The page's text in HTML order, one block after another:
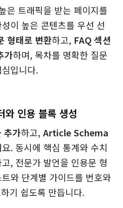
트래픽을 받는 페이지를
이 높은 콘텐츠를 우선 선
형태로 변환하고, FAQ 섹션
가하며, 목차를 명확한 질문
입니다.
와 인용 블록 생성
추가하고, Article Schema
요. 동시에 핵심 통계와 수치
, 전문가 발언을 인용문 형
와 단계별 가이드를 번호와
기 쉽도록 만듭니다.